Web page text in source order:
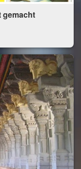
gemacht